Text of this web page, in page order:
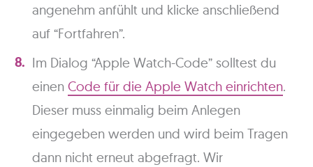
angenehm anfühlt und klicke anschließend
auf “Fortfahren”.
Im Dialog “Apple Watch-Code” solltest du
einenCode für die Apple Watch einrichten.
Dieser muss einmalig beim Anlegen
eingegeben werden und wird beim Tragen
dann nicht erneut abgefragt. Wir